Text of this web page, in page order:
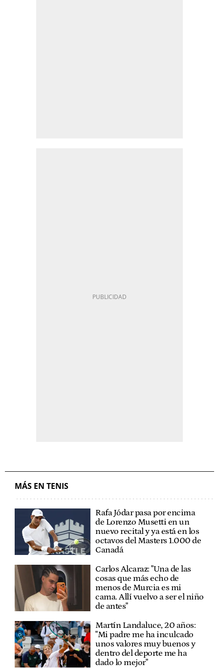
MÁS EN TENIS
Rafa Jódar pasa por encima
de Lorenzo Musetti en un
nuevo recital y ya está en los
octavos del Masters 1.000 de
Canadá
Carlos Alcaraz: "Una de las
cosas que más echo de
menos de Murcia es mi
cama. Allí vuelvo a ser el niño
de antes"
Martín Landaluce, 20 años:
"Mi padre me ha inculcado
unos valores muy buenos y
dentro del deporte me ha
dado lo mejor"